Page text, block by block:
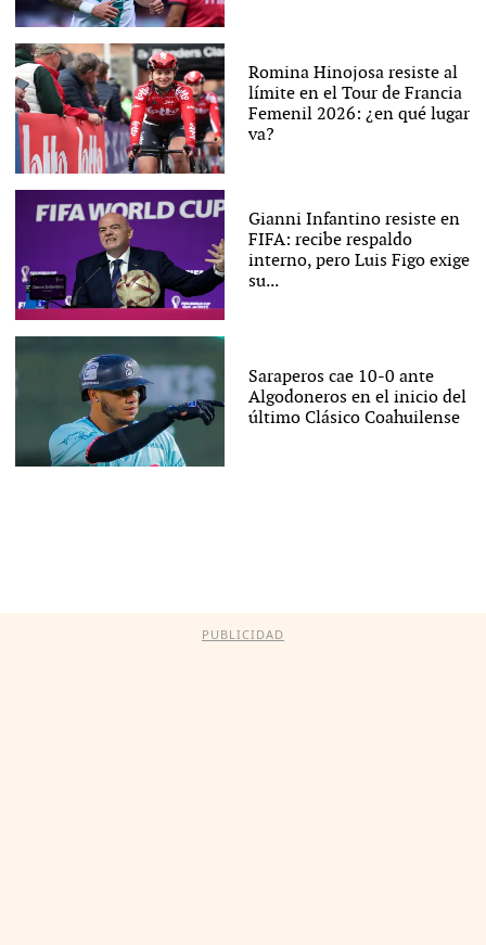
Romina Hinojosa resiste al
límite en el Tour de Francia
Femenil 2026: ¿en qué lugar
va?
Gianni Infantino resiste en
FIFA: recibe respaldo
interno, pero Luis Figo exige
su...
Saraperos cae 10-0 ante
Algodoneros en el inicio del
último Clásico Coahuilense
PUBLICIDAD